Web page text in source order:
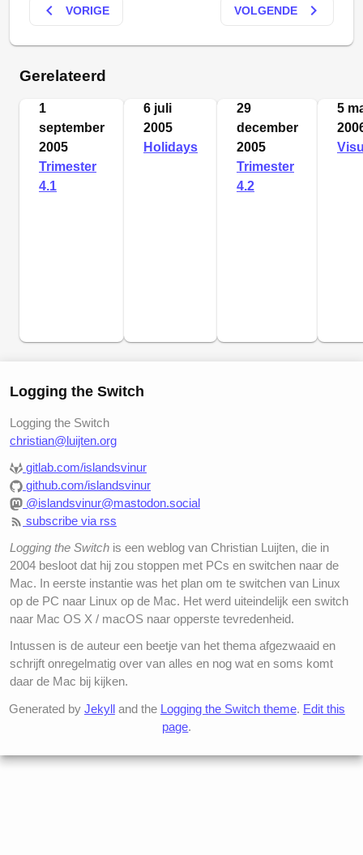
keyboard_arrow_left VORIGE VOLGENDE keyboard_arrow_right
Gerelateerd
1
september
2005
Trimester
4.1
6 juli
2005
Holidays
29
december
2005
Trimester
4.2
5
Logging the Switch
Logging the Switch
christian@luijten.org
gitlab.com/islandsvinur
github.com/islandsvinur
@islandsvinur@mastodon.social
subscribe via rss
Logging the Switch is een weblog van Christian Luijten, die in
2004 besloot dat hij zou stoppen met PCs en switchen naar de
Mac. In eerste instantie was het plan om te switchen van Linux
op de PC naar Linux op de Mac. Het werd uiteindelijk een switch
naar Mac OS X / macOS naar opperste tevredenheid.
Intussen is de auteur een beetje van het thema afgezwaaid en
schrijft onregelmatig over van alles en nog wat en soms komt
daar de Mac bij kijken.
Generated by Jekylland the Logging the Switch theme. Edit this
page.